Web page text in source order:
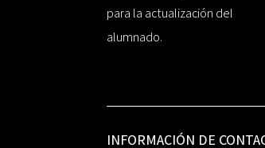
para la actualización del
alumnado.
INFORMACIÓN DE